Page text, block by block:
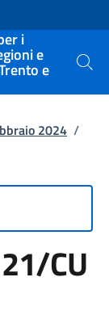
i
e
e Cerca
2024 /
CU